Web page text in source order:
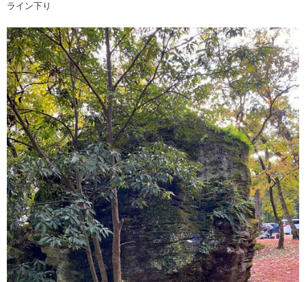
ライン下り